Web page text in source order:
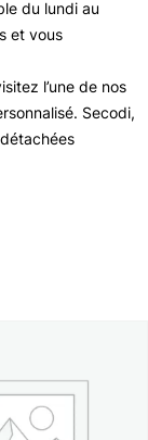
du lundi au
et vous
l’une de nos
Secodi,